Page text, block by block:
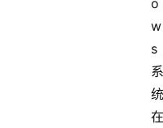
o
w
s
系
统
在